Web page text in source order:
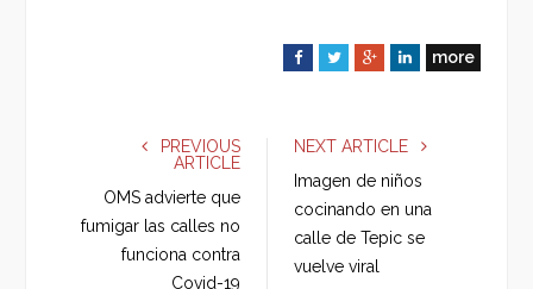
F
e
o
k
T
r
G
g
+
L
I
n
more
PREVIOUS
ARTICLE
OMS advierte que
fumigar las calles no
funciona contra
Covid-19
NEXT ARTICLE
Imagen de niños
cocinando en una
calle de Tepic se
vuelve viral